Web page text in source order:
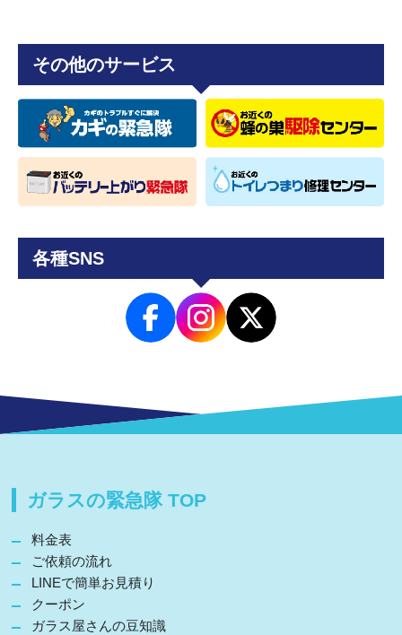
その他のサービス
各種SNS
ガラスの緊急隊 TOP
料金表
ご依頼の流れ
LINEで簡単お見積り
クーポン
ガラス屋さんの豆知識